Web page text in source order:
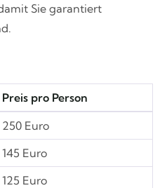
Sie garantiert
Preis pro Person
250 Euro
145 Euro
125 Euro